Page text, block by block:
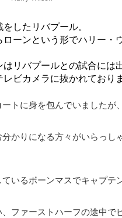
したリバプール。
ーンという形でハリー・
リバプールとの試合には
ビカメラに抜かれており
トに身を包んでいましたが
かりになる方々がいらっし
いるボーンマスでキャプテ
ファーストハーフの途中で